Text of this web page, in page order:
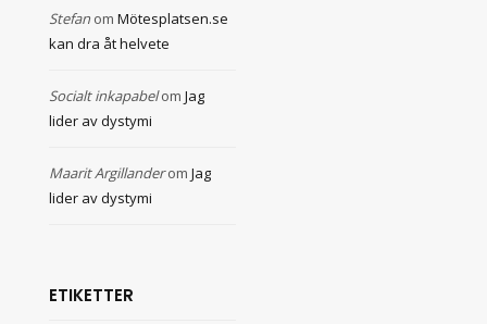
Stefan om Mötesplatsen.se
kan dra åt helvete
Socialt inkapabelom Jag
lider av dystymi
Maarit Argillanderom Jag
lider av dystymi
ETIKETTER